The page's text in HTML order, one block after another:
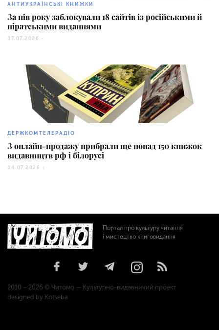
АНТИУКРАЇНСЬКІ КНИЖКИ
За пів року заблокували 18 сайтів із російськими й
піратськими виданнями
07.07.2026 -
ДЕРЖКОМТЕЛЕРАДІО
З онлайн-продажу прибрали ще понад 150 книжок
видавництв рф і білорусі
04.07.2026 -
Портал про культуру читання
і мистецтво книговидання
2010 – 2026 © Читомо — Культурно-видавничий проект
designed by Kotseba